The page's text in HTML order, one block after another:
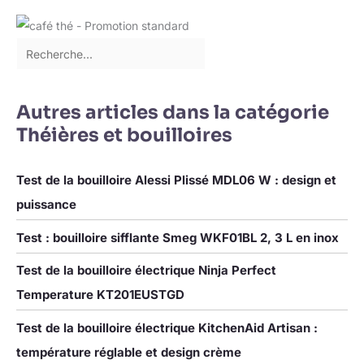
naturel. Lors de l'utilisation d'un
réchaud à gaz, veuillez utiliser
chauffer la bouilloire afin
d’ébullition à vide. 【Garantie de qualité】Lisez attentivement
sur nos produits, n’hésitez pas à nous contacter, nous serons
Autres articles dans la catégorie
Théières et bouilloires
Test de la bouilloire Alessi Plissé MDL06 W : design et
puissance
Test : bouilloire sifflante Smeg WKF01BL 2, 3 L en inox
Test de la bouilloire électrique Ninja Perfect
Temperature KT201EUSTGD
Test de la bouilloire électrique KitchenAid Artisan :
température réglable et design crème